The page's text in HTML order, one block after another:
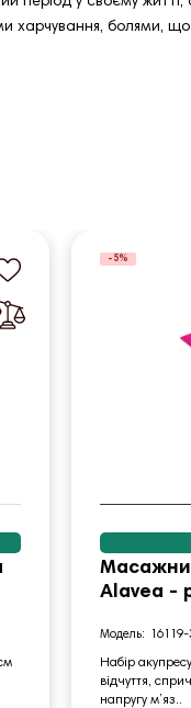
харчування, болями, що
-5%
Alavea -
16119-
Набір
відчуття,
напругу м’яз..